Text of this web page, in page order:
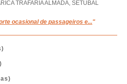
TRAFARIA ALMADA, SETUBAL
ocasional de passageiros e..."